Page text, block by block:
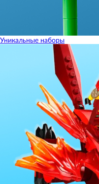
Уникальные наборы